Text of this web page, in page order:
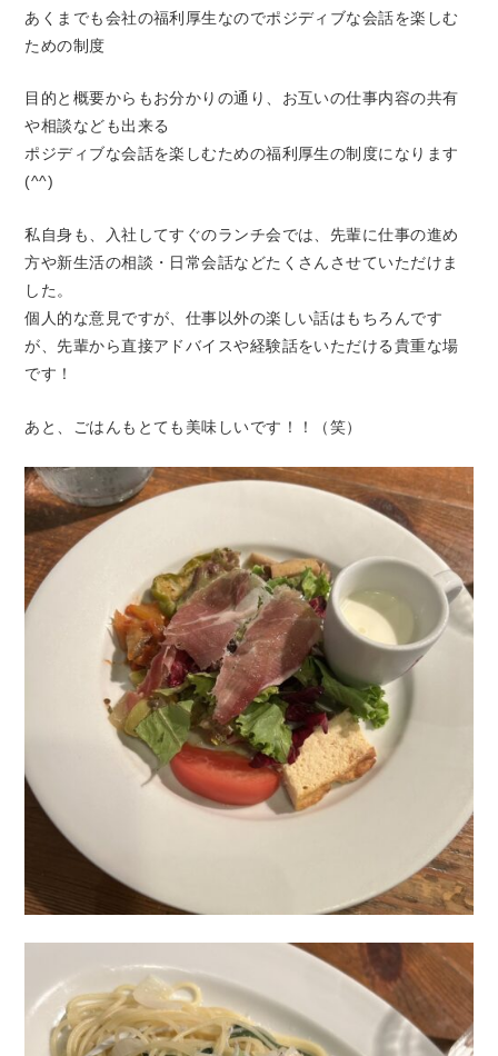
あくまでも会社の福利厚生なのでポジディブな会話を楽しむ
ための制度
目的と概要からもお分かりの通り、お互いの仕事内容の共有
や相談なども出来る
ポジディブな会話を楽しむための福利厚生の制度になります
(^^)
私自身も、入社してすぐのランチ会では、先輩に仕事の進め
方や新生活の相談・日常会話などたくさんさせていただけま
した。
個人的な意見ですが、仕事以外の楽しい話はもちろんです
が、先輩から直接アドバイスや経験話をいただける貴重な場
です！
あと、ごはんもとても美味しいです！！（笑）